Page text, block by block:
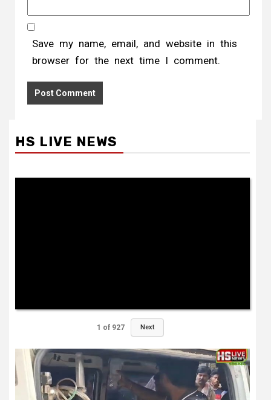
Save my name, email, and website in this
browser for the next time I comment.
HS LIVE NEWS
1 of 927 Next